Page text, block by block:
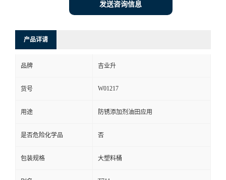
发送咨询信息
产品详请
品牌 吉业升
货号 W01217
用途 防锈添加剂油田应用
是否危险化学品 否
包装规格 大塑料桶